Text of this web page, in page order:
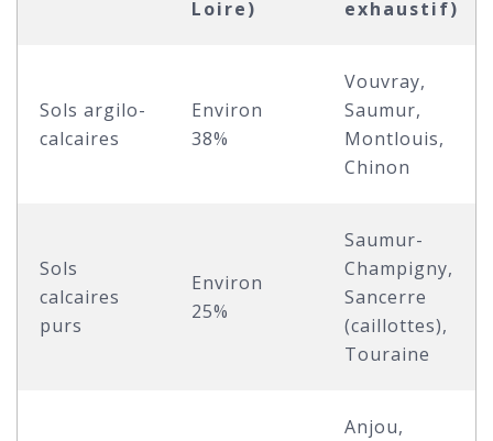
Loire) exhaustif)
Sols argilo-
calcaires
Environ
38%
Vouvray,
Saumur,
Montlouis,
Chinon
Sols
calcaires
purs
Environ
25%
Saumur-
Champigny,
Sancerre
(caillottes),
Touraine
Anjou,